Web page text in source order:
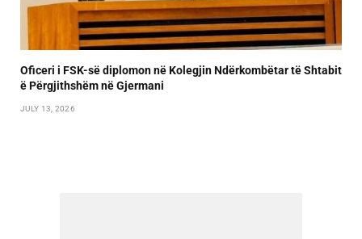
Oficeri i FSK-së diplomon në Kolegjin Ndërkombëtar të Shtabit
ë Përgjithshëm në Gjermani
JULY 13, 2026